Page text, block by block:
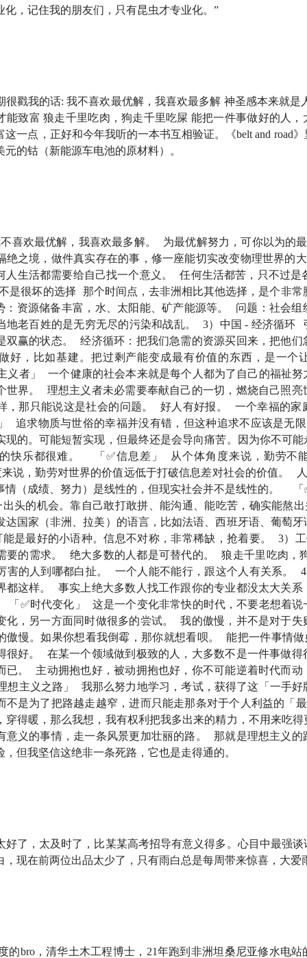
，这是一档有知有行出品的播客节目，我们关注投资，更
很多年前就知道，让我对「理想主义」一词有了切实理解的
略有耳闻，但谈不上有多了解。真正让我对他感兴趣的，
跃时，就一直高喊着要去建设非洲，几年后当他博士毕业，
水电站。
义光辉，又饱含琐碎现实的经历。在恶劣的工作环境中，一
辄六七个小时的断电；一边苦中作乐，怀抱改变世界的热情。
盾。 他既是理想主义者，又很务实；表达尖锐，但对社会又
却以自己的方式实现了自洽。他不被主流定义，却用行动打
很多，关于他的非洲经历，他如何平衡理想和现实，面对偏
来方向的独特理解。
确实会让人感到被冒犯到，但是在情绪被激起之前，我们不
人会很高兴这个世界上有曹丰泽这样的人存在，过着和我完
的理想主义。我相信，他的故事，也能够给我们带来一些
创新节上录制的，感谢虎嗅 FM 创新节的支持。
工程博士，曾任坦桑尼亚某水电站项目总工程师。
去非洲是个「非常脚踏实地」的选择
规划最优路径， 「我不喜欢最优解，我喜欢最多解」
是人类生存的刚需」
俗的幸福并没有错，但这种追求不应该是无限的」，那种追
化，记住我的朋友们，只有昆虫才专业化。”
很戳我的话: 我不喜欢最优解，我喜欢最多解 神圣感本来就是
能致富 狼走千里吃肉，狗走千里吃屎 能把一件事做好的人，
这一点，正好和今年我听的一本书互相验证。《belt and road
元的钴（新能源车电池的原材料）。
喜欢最优解，我喜欢最多解。 为最优解努力，可你以为的
绝之境，做件真实存在的事，修一座能切实改变物理世界的
人生活都需要给自己找一个意义。 任何生活都苦，只不过
是很坏的选择 那个时间点，去非洲相比其他选择，是个非
资源储备丰富，水、太阳能、矿产能源等。 问题：社会组
地老百姓的是无穷无尽的污染和战乱。 3）中国 - 经济循环
双赢的状态。 经济循环：把我们急需的资源买回来，把他们
好，比如基建。把过剩产能变成最有价值的东西，是一个
者」 一个健康的社会本来就是每个人都为了自己的福祉努
世界。 理想主义者未必需要奉献自己的一切，燃烧自己照亮
，那只能说这是社会的问题。 好人有好报。 一个幸福的家
追求物质与世俗的幸福并没有错，但这种追求不应该是无
现的。可能短暂实现，但最终还是会导向痛苦。因为你不可
快乐都很难。 「✅信息差」 从个体角度来说，勤劳不
说，勤劳对世界的价值远低于打破信息差对社会的价值。
情（成绩、努力）是线性的，但现实社会并不是线性的。
头的机会。靠自己敢打敢拼、能沟通、能吃苦，确实能熬
达国家（非洲、拉美）的语言，比如法语、西班牙语、葡萄
是最好的小语种。信息不对称，非常稀缺，抢着要。 3）
要的需求。 绝大多数的人都是可替代的。 狼走千里吃肉，
害的人到哪都白扯。 一个人能不能行，跟这个人有关系。
都这样。 事实上绝大多数人找工作跟你的专业都没太大关系
✅时代变化」 这是一个变化非常快的时代，不要老想着说
化，另一方面同时做很多的尝试。 我的傲慢，并不是对于失
傲慢。如果你想看我倒霉，那你就想看呗。 能把一件事情做
很好。 在某一个领域做到极致的人，大多数不是一件事做得
已。 主动拥抱也好，被动拥抱也好，你不可能逆着时代而动
主义之路」 我那么努力地学习，考试，获得了这「一手好
不是为了把路越走越窄，进而只能走那条对于个人利益的「
穿得暖，那么我想，我有权利把我多出来的精力，不用来吃
意义的事情，走一条风景更加壮丽的路。 那就是理想主义的
，但我坚信这绝非一条死路，它也是走得通的。
好了，太及时了，比某某高考招导有意义得多。心目中最强
，现在前两位出品太少了，只有雨白总是每周带来惊喜，大爱
的bro，清华土木工程博士，21年跑到非洲坦桑尼亚修水电